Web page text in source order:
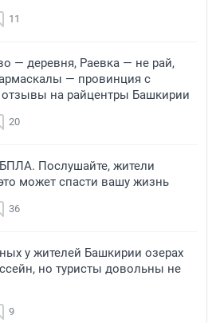
11
— деревня, Раевка — не рай,
— провинция с
на райцентры Башкирии
20
Послушайте, жители
может спасти вашу жизнь
36
у жителей Башкирии озерах
но туристы довольны не
9